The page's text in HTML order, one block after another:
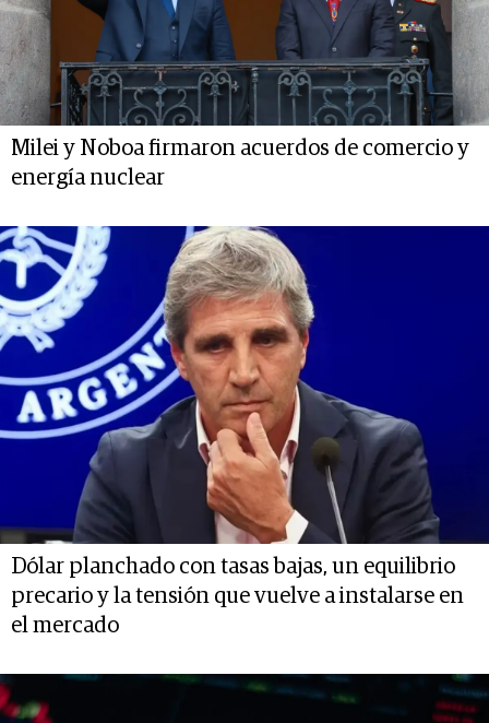
Milei y Noboa firmaron acuerdos de comercio y
energía nuclear
Dólar planchado con tasas bajas, un equilibrio
precario y la tensión que vuelve a instalarse en
el mercado